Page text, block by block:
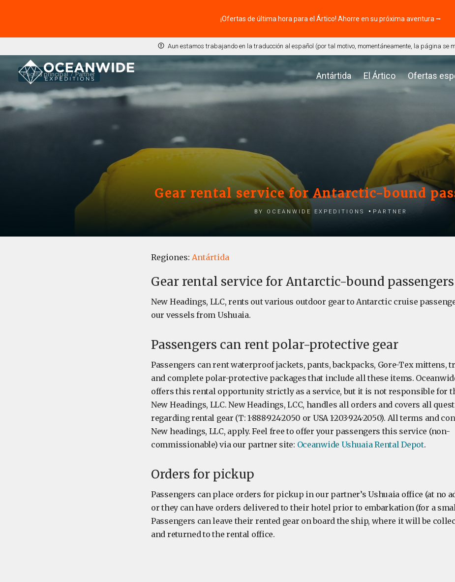
¡Ofertas de última hora para el Ártico! Ahorre en su próxima aventura ⭢
Aun estamos trabajando en la traducción al español (por tal motivo, momentáneamente, la página se
Antártida El Ártico Ofertas
Página principal Partner
Gear rental service for Antarctic-bound
by Oceanwide Expeditions Partner
Regiones: Antártida
Gear rental service for Antarctic-bound passengers
New Headings, LLC, rents out various outdoor gear to Antarctic cruise
our vessels from Ushuaia.
Passengers can rent polar-protective gear
Passengers can rent waterproof jackets, pants, backpacks, Gore-Tex mittens,
and complete polar-protective packages that include all these items.
offers this rental opportunity strictly as a service, but it is not responsible for
New Headings, LLC. New Headings, LCC, handles all orders and covers all
regarding rental gear (T: 1·888·924·2050 or USA 1·203·924·2050). All terms and
New headings, LLC, apply. Feel free to offer your passengers this service (non-
commissionable) via our partner site: Oceanwide Ushuaia Rental Depot.
Orders for pickup
Passengers can place orders for pickup in our partner’s Ushuaia office (at no
or they can have orders delivered to their hotel prior to embarkation (for a
Passengers can leave their rented gear on board the ship, where it will be
and returned to the rental office.